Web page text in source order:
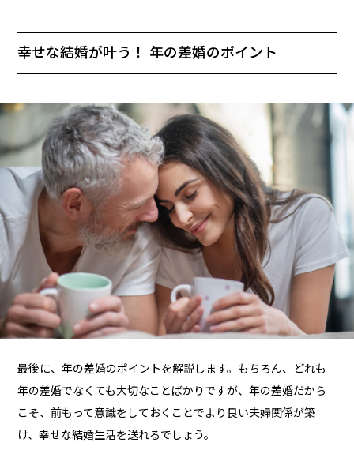
幸せな結婚が叶う！ 年の差婚のポイント
最後に、年の差婚のポイントを解説します。もちろん、どれも
年の差婚でなくても大切なことばかりですが、年の差婚だから
こそ、前もって意識をしておくことでより良い夫婦関係が築
け、幸せな結婚生活を送れるでしょう。